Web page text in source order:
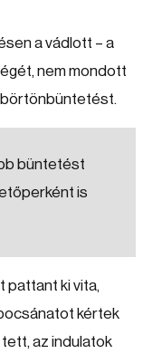
a vádlott – a
nem mondott
börtönbüntetést.
büntetést
is
pattant ki vita,
kértek
tett, az indulatok